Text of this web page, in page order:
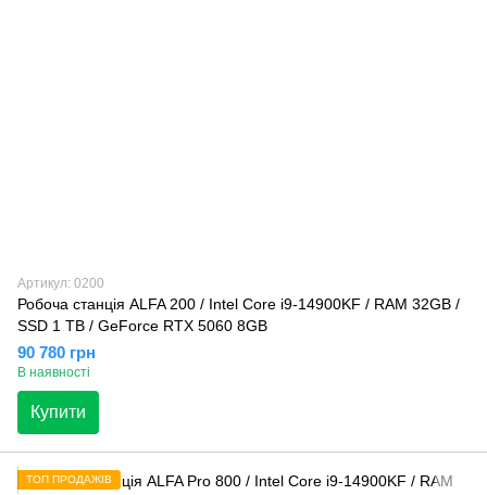
Артикул: 0200
Робоча станція ALFA 200 / Intel Core i9-14900KF / RAM 32GB /
SSD 1 TB / GeForce RTX 5060 8GB
90 780 грн
В наявності
Купити
ТОП ПРОДАЖІВ